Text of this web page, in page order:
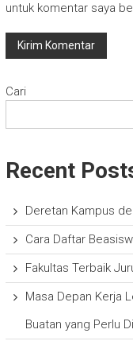
untuk komentar saya
Cari
Recent
Deretan Kampus
Cara Daftar
Fakultas Terbaik
Masa Depan Kerja
Buatan yang Perlu